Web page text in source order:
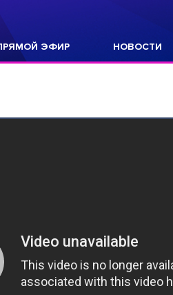
ЭФИР НОВОСТИ